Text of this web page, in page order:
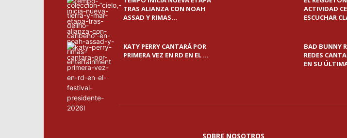
TRAS ALIANZA CON NOAH
ASSAD Y RIMAS...
KATY PERRY CANTARÁ POR
PRIMERA VEZ EN RD EN EL ...
ACTIVIDAD
ESCUCHAR
BAD BUNNY
REDES
EN SU
SOBRE NOSOTROS